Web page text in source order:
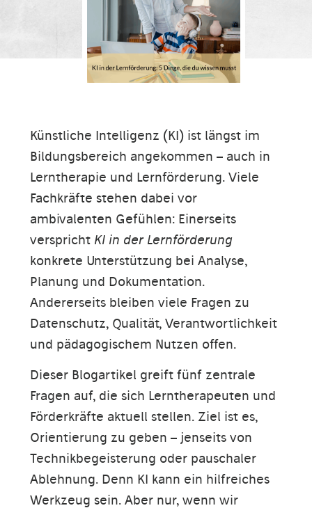
Künstliche Intelligenz (KI) ist längst im
Bildungsbereich angekommen – auch in
Lerntherapie und Lernförderung. Viele
Fachkräfte stehen dabei vor
ambivalenten Gefühlen: Einerseits
verspricht KI in der Lernförderung
konkrete Unterstützung bei Analyse,
Planung und Dokumentation.
Andererseits bleiben viele Fragen zu
Datenschutz, Qualität, Verantwortlichkeit
und pädagogischem Nutzen offen.
Dieser Blogartikel greift fünf zentrale
Fragen auf, die sich Lerntherapeuten und
Förderkräfte aktuell stellen. Ziel ist es,
Orientierung zu geben – jenseits von
Technikbegeisterung oder pauschaler
Ablehnung. Denn KI kann ein hilfreiches
Werkzeug sein. Aber nur, wenn wir